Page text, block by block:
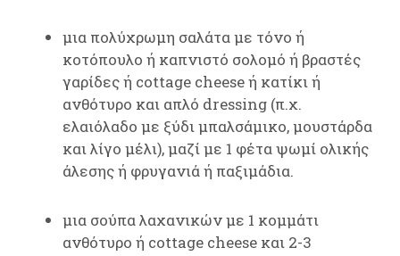
μια πολύχρωμη σαλάτα με τόνο ή
κοτόπουλο ή καπνιστό σολομό ή βραστές
γαρίδες ή cottage cheese ή κατίκι ή
ανθότυρο και απλό dressing (π.χ.
ελαιόλαδο με ξύδι μπαλσάμικο, μουστάρδα
και λίγο μέλι), μαζί με 1 φέτα ψωμί ολικής
άλεσης ή φρυγανιά ή παξιμάδια.
μια σούπα λαχανικών με 1 κομμάτι
ανθότυρο ή cottage cheese και 2-3